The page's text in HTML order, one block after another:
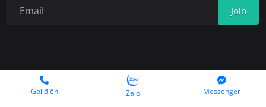
Join
Copyright 2025 © Chukyso.com
Gọi điện Zalo Messenger